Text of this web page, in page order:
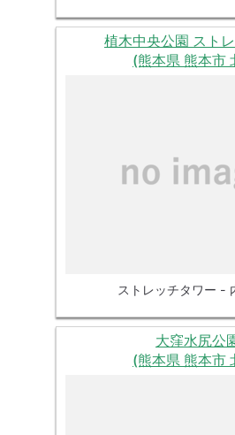
植木中央公園 スト
(熊本県 熊本市
ストレッチタワー -
大窪水尻公
(熊本県 熊本市